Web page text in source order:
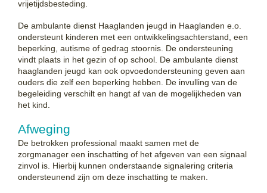
vrijetijdsbesteding.
De ambulante dienst Haaglanden jeugd in Haaglanden e.o.
ondersteunt kinderen met een ontwikkelingsachterstand, een
beperking, autisme of gedrag stoornis. De ondersteuning
vindt plaats in het gezin of op school. De ambulante dienst
haaglanden jeugd kan ook opvoedondersteuning geven aan
ouders die zelf een beperking hebben. De invulling van de
begeleiding verschilt en hangt af van de mogelijkheden van
het kind.
Afweging
De betrokken professional maakt samen met de
zorgmanager een inschatting of het afgeven van een signaal
zinvol is. Hierbij kunnen onderstaande signalering criteria
ondersteunend zijn om deze inschatting te maken.